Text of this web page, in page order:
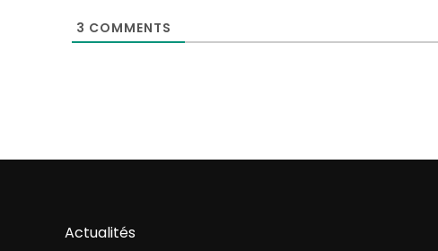
3 COMMENTS
Actualités